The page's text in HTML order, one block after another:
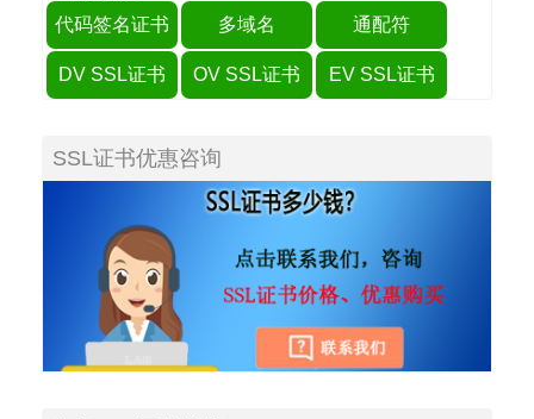
代码签名证书 多域名 通配符
DV SSL证书 OV SSL证书 EV SSL证书
SSL证书优惠咨询